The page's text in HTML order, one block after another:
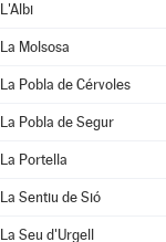
L'Albi
La Molsosa
La Pobla de Cérvoles
La Pobla de Segur
La Portella
La Sentiu de Sió
La Seu d'Urgell